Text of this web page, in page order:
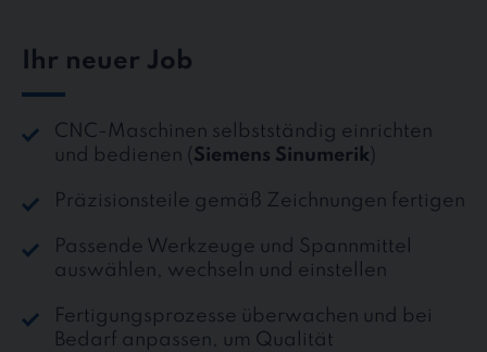
Ihr neuer Job
CNC-Maschinen selbstständig einrichten
und bedienen (Siemens Sinumerik)
Präzisionsteile gemäß Zeichnungen fertigen
Passende Werkzeuge und Spannmittel
auswählen, wechseln und einstellen
Fertigungsprozesse überwachen und bei
Bedarf anpassen, um Qualität